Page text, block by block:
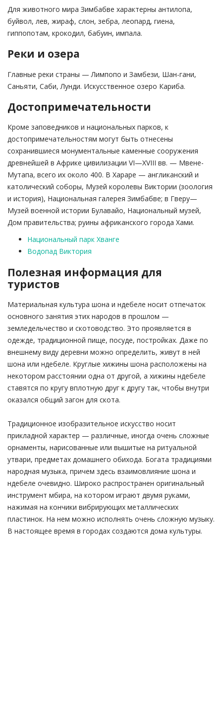
Для животного мира Зимбабве характерны антилопа,
буйвол, лев, жираф, слон, зебра, леопард, гиена,
гиппопотам, крокодил, бабуин, импала.
Реки и озера
Главные реки страны — Лимпопо и Замбези, Шан-гани,
Саньяти, Саби, Лунди. Искусственное озеро Кариба.
Достопримечательности
Кроме заповедников и национальных парков, к
достопримечательностям могут быть отнесены
сохранившиеся монументальные каменные сооружения
древнейшей в Африке цивилизации VI—XVIII вв. — Мвене-
Мутапа, всего их около 400. В Хараре — англиканский и
католический соборы, Музей королевы Виктории (зоология
и история), Национальная галерея Зимбабве; в Гверу—
Музей военной истории Булавайо, Национальный музей,
Дом правительства; руины африканского города Хами.
Национальный парк Хванге
Водопад Виктория
Полезная информация для
туристов
Материальная культура шона и ндебеле носит отпечаток
основного занятия этих народов в прошлом —
земледельчество и скотоводство. Это проявляется в
одежде, традиционной пище, посуде, постройках. Даже по
внешнему виду деревни можно определить, живут в ней
шона или ндебеле. Круглые хижины шона расположены на
некотором расстоянии одна от другой, а хижины ндебеле
ставятся по кругу вплотную друг к другу так, чтобы внутри
оказался общий загон для скота.
Традиционное изобразительное искусство носит
прикладной характер — различные, иногда очень сложные
орнаменты, нарисованные или вышитые на ритуальной
утвари, предметах домашнего обихода. Богата традициями
народная музыка, причем здесь взаимовлияние шона и
ндебеле очевидно. Широко распространен оригинальный
инструмент мбира, на котором играют двумя руками,
нажимая на кончики вибрирующих металлических
пластинок. На нем можно исполнять очень сложную музыку.
В настоящее время в городах создаются дома культуры.